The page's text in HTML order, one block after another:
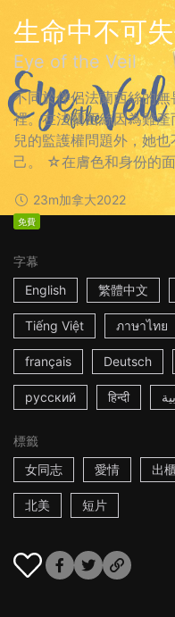
生命中不可
Eye of the Veil
不同於伴侶法蘭西絲的
裡。在法蘭西絲因為難
兒的監護權問題外，她
己。 ☆在膚色和身份的
23m加拿大2022
免費
字幕
English
繁體中文
Tiếng Việt ภาษาไทย
français Deutsch
русский हिन्दी
標籤
女同志
愛情 出
北美 短片